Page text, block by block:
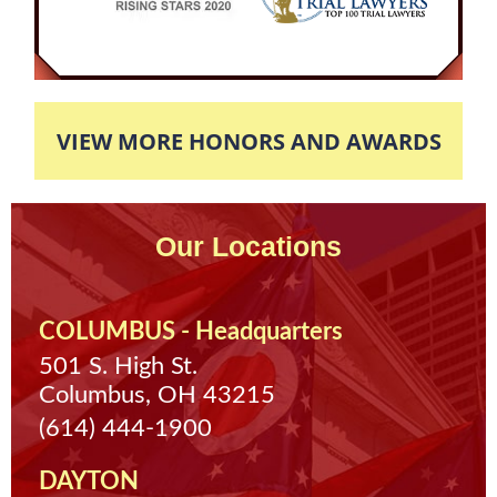
The Prosecutor agreed that if the Defendant
completed eight hours of community service,
then the case would be completely expunged.
community service so his case was completely
dismissed and expunged off of his record.
VIEW MORE HONORS AND AWARDS
Our Locations
COLUMBUS - Headquarters
501 S. High St.
Columbus, OH 43215
(614) 444-1900
DAYTON